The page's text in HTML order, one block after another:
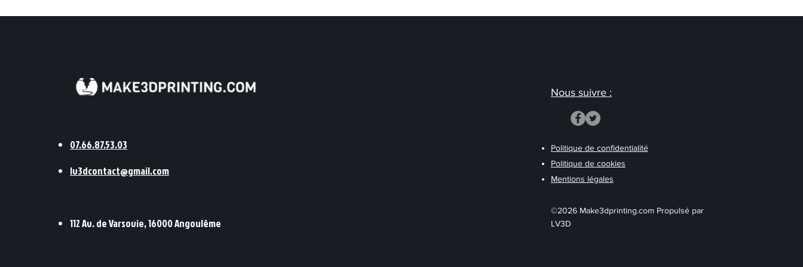
07.66.87.53.03
lv3dcontact@gmail.com
112 Av. de Varsovie, 16000 Angoulême
Nous suivre :
Politique de confidentialité
Politique de cookies
Mentions légales
©2026 Make3dprinting.com Propulsé par
LV3D